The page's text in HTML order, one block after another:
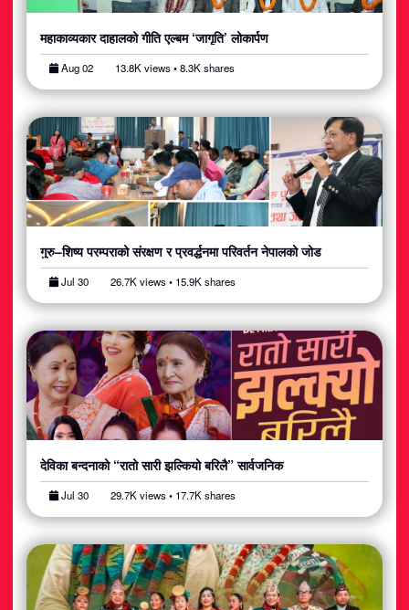
महाकाव्यकार दाहालको गीति एल्बम ‘जागृति’ लोकार्पण
Aug 02 13.8K views • 8.3K shares
गुरु–शिष्य परम्पराको संरक्षण र प्रवर्द्धनमा परिवर्तन नेपालको जोड
Jul 30 26.7K views • 15.9K shares
देविका बन्दनाको “रातो सारी झल्कियो बरिलै” सार्वजनिक
Jul 30 29.7K views • 17.7K shares